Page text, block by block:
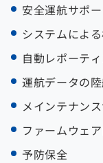
安全運航サポ
システムによ
自動レポーテ
運航データの
メインテナン
ファームウェ
予防保全